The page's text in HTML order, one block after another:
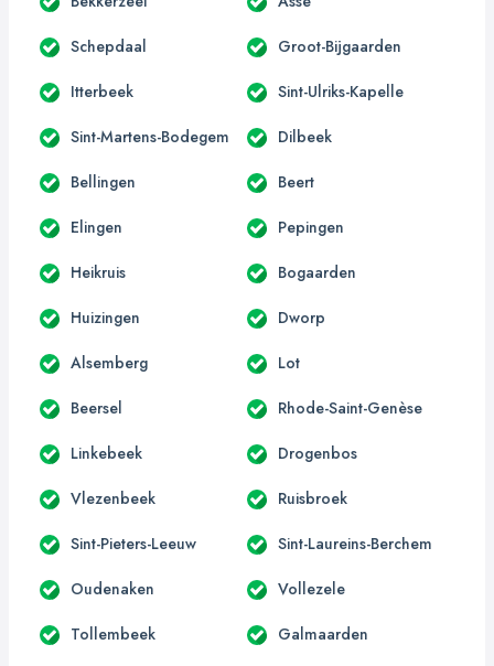
Schepdaal Groot-Bijgaarden
Itterbeek Sint-Ulriks-Kapelle
Sint-Martens-Bodegem Dilbeek
Bellingen Beert
Elingen Pepingen
Heikruis Bogaarden
Huizingen Dworp
Alsemberg Lot
Beersel Rhode-Saint-Genèse
Linkebeek Drogenbos
Vlezenbeek Ruisbroek
Sint-Pieters-Leeuw Sint-Laureins-Berchem
Oudenaken Vollezele
Tollembeek Galmaarden